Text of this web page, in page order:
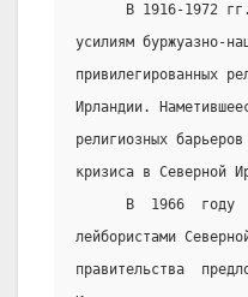
В 1916-1972
усилиям буржуазно-
привилегированных
Ирландии.
религиозных
кризиса в Северной
В  1966  году
лейбористами
правительства